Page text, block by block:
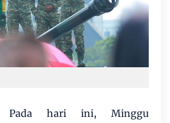
Pada hari ini, Minggu